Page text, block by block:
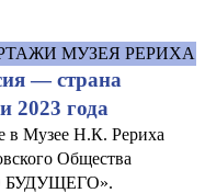
МУЗЕЯ РЕРИХА
— страна
2023 года
в Музее Н.К. Рериха
Общества